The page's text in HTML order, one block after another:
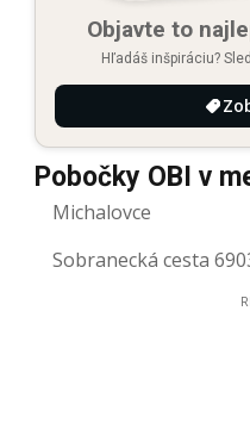
Objavte to
Hľadáš inšpiráciu?
Pobočky OBI v
Michalovce
Sobranecká cesta